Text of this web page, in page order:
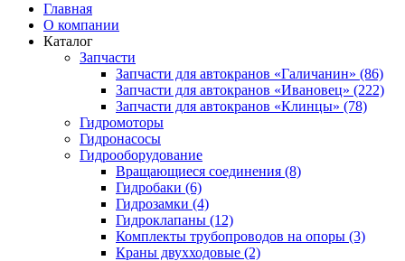
Главная
О компании
Каталог
Запчасти
Запчасти для автокранов «Галичанин» (86)
Запчасти для автокранов «Ивановец» (222)
Запчасти для автокранов «Клинцы» (78)
Гидромоторы
Гидронасосы
Гидрооборудование
Вращающиеся соединения (8)
Гидробаки (6)
Гидрозамки (4)
Гидроклапаны (12)
Комплекты трубопроводов на опоры (3)
Краны двухходовые (2)